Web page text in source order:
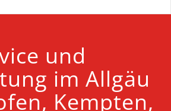
und
im Allgäu
Kempten,